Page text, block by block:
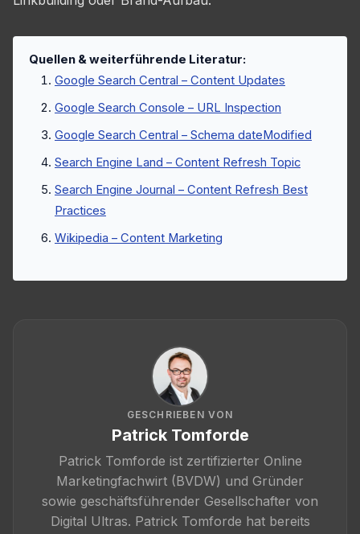
Quellen & weiterführende Literatur:
Google Search Central – Content Updates
Google Search Console – URL Inspection
Google Search Central – Schema dateModified
Search Engine Land – Content Refresh Topic
Search Engine Journal – Content Refresh Best
Practices
Wikipedia – Content Marketing
GESCHRIEBEN VON
Patrick Tomforde
Patrick Tomforde ist zertifizierter Online
Marketingfachwirt (BVDW) und Gründer
sowie geschäftsführender Gesellschafter von
Digital Ultras. Patrick Tomforde hat bereits